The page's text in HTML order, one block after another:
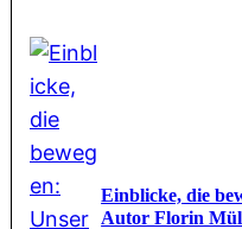
Einblicke, die
Autor Florin